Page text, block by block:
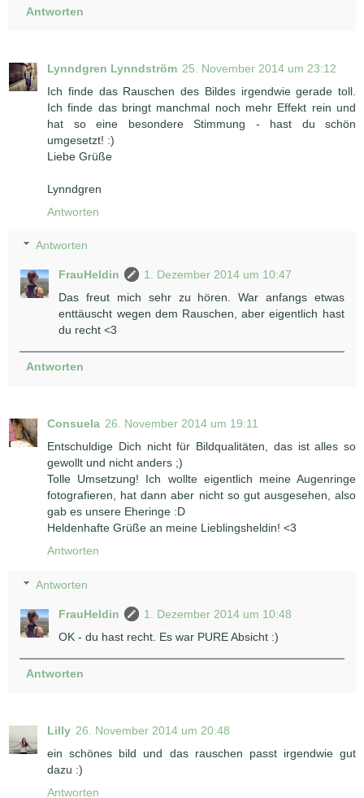
Antworten
Lynndgren Lynndström 25. November 2014 um 23:12
Ich finde das Rauschen des Bildes irgendwie gerade toll.
Ich finde das bringt manchmal noch mehr Effekt rein und
hat so eine besondere Stimmung - hast du schön
umgesetzt! :)
Liebe Grüße
Lynndgren
Antworten
Antworten
FrauHeldin
1. Dezember 2014 um 10:47
Das freut mich sehr zu hören. War anfangs etwas
enttäuscht wegen dem Rauschen, aber eigentlich hast
du recht <3
Antworten
Consuela 26. November 2014 um 19:11
Entschuldige Dich nicht für Bildqualitäten, das ist alles so
gewollt und nicht anders ;)
Tolle Umsetzung! Ich wollte eigentlich meine Augenringe
fotografieren, hat dann aber nicht so gut ausgesehen, also
gab es unsere Eheringe :D
Heldenhafte Grüße an meine Lieblingsheldin! <3
Antworten
Antworten
FrauHeldin
1. Dezember 2014 um 10:48
OK - du hast recht. Es war PURE Absicht :)
Antworten
Lilly 26. November 2014 um 20:48
ein schönes bild und das rauschen passt irgendwie gut
dazu :)
Antworten